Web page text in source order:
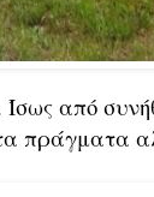
από
πράγματα